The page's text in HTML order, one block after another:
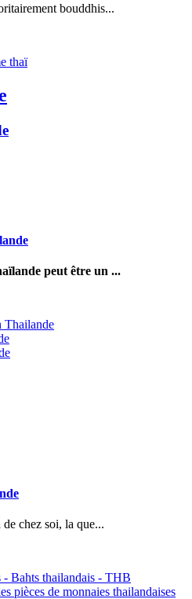
bouddhis...
thaï
peut être un ...
Thailande
chez soi, la que...
- Bahts thailandais - THB
pièces de monnaies thailandaises